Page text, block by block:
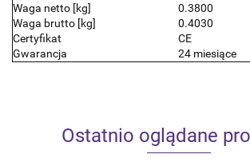
Waga netto [kg]
0.3800
Waga brutto [kg]
0.4030
Certyfikat
CE
Gwarancja
24 miesiące
Ostatnio oglądane